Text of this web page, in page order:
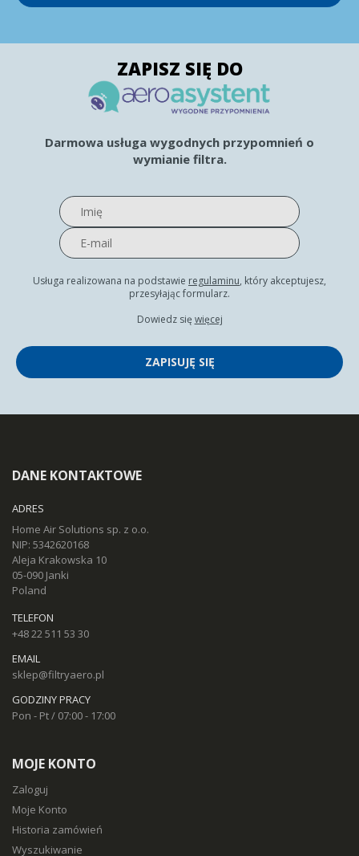
ZAPISZ SIĘ DO
Darmowa usługa wygodnych przypomnień o
wymianie filtra.
Usługa realizowana na podstawie regulaminu, który akceptujesz,
przesyłając formularz.
Dowiedz się więcej
ZAPISUJĘ SIĘ
DANE KONTAKTOWE
ADRES
Home Air Solutions sp. z o.o.
NIP: 5342620168
Aleja Krakowska 10
05-090 Janki
Poland
TELEFON
+48 22 511 53 30
EMAIL
sklep@filtryaero.pl
GODZINY PRACY
Pon - Pt / 07:00 - 17:00
MOJE KONTO
Zaloguj
Moje Konto
Historia zamówień
Wyszukiwanie